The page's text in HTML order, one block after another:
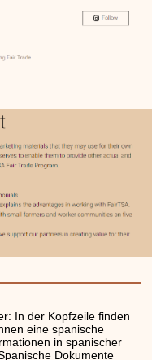
In der Kopfzeile finden
eine spanische
in spanischer
Dokumente